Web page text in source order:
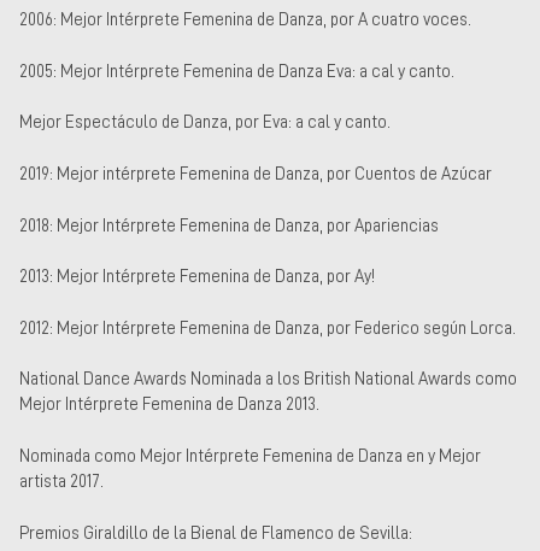
2006: Mejor Intérprete Femenina de Danza, por A cuatro voces.
2005: Mejor Intérprete Femenina de Danza Eva: a cal y canto.
Mejor Espectáculo de Danza, por Eva: a cal y canto.
2019: Mejor intérprete Femenina de Danza, por Cuentos de Azúcar
2018: Mejor Intérprete Femenina de Danza, por Apariencias
2013: Mejor Intérprete Femenina de Danza, por Ay!
2012: Mejor Intérprete Femenina de Danza, por Federico según Lorca.
National Dance Awards Nominada a los British National Awards como
Mejor Intérprete Femenina de Danza 2013.
Nominada como Mejor Intérprete Femenina de Danza en y Mejor
artista 2017.
Premios Giraldillo de la Bienal de Flamenco de Sevilla: